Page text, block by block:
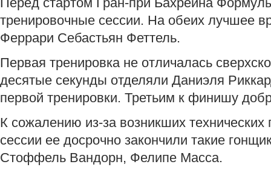
тренировочные сессии. На обеих лучшее
Феррари Себастьян Феттель.
Первая тренировка не отличалась
десятые секунды отделяли Даниэля
первой тренировки. Третьим к финишу
К сожалению из-за возникших
сессии ее досрочно закончили такие
Стоффель Вандорн, Фелипе Масса.